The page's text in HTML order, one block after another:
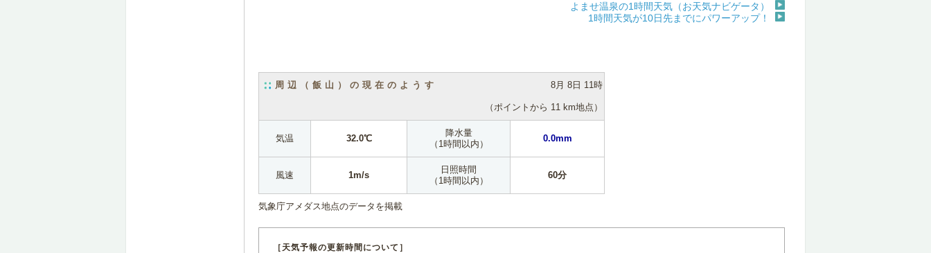
よませ温泉の1時間天気（お天気ナビゲータ）
1時間天気が10日先までにパワーアップ！
周辺（飯山）の現在のようす 8月 8日 11時
（ポイントから 11 km地点）
気温 32.0℃
降水量
（1時間以内）
0.0mm
風速 1m/s
日照時間
（1時間以内）
60分
気象庁アメダス地点のデータを掲載
［天気予報の更新時間について］